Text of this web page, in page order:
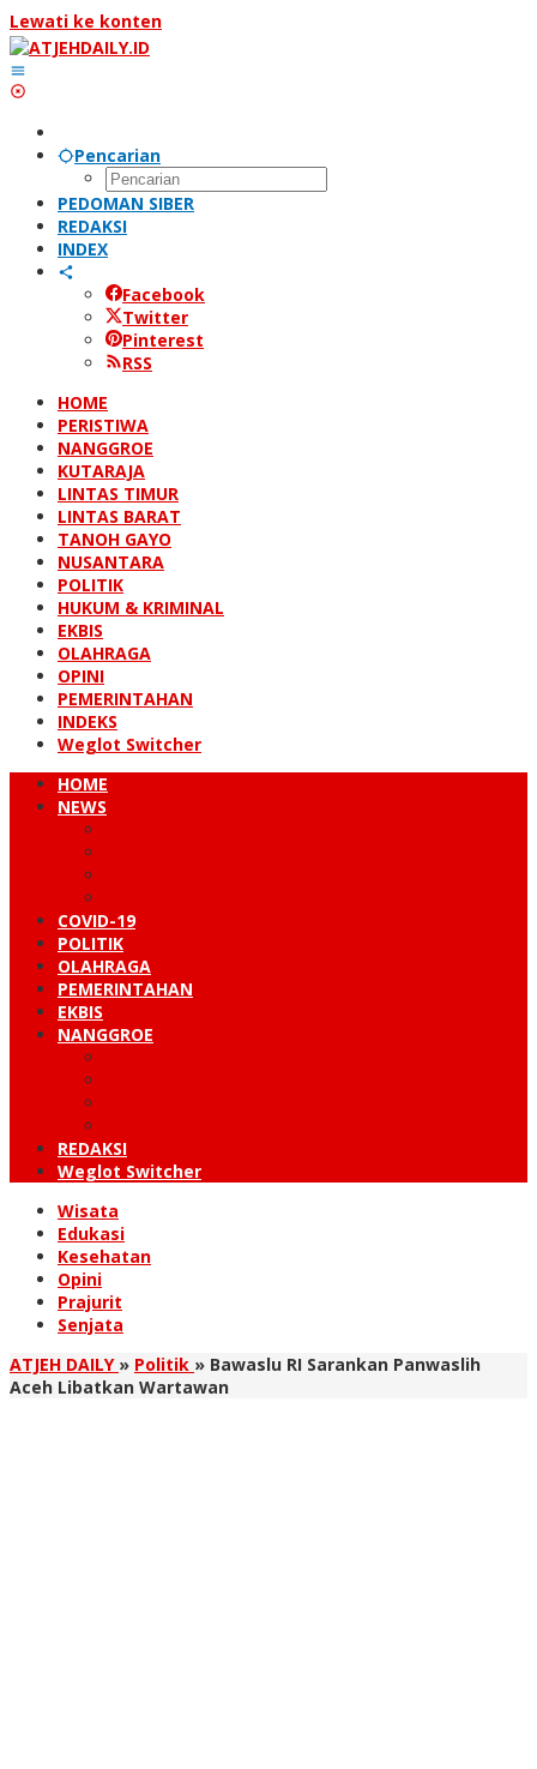
Lewati ke konten
Pencarian
PEDOMAN SIBER
REDAKSI
INDEX
Facebook
Twitter
Pinterest
RSS
HOME
PERISTIWA
NANGGROE
KUTARAJA
LINTAS TIMUR
LINTAS BARAT
TANOH GAYO
NUSANTARA
POLITIK
HUKUM & KRIMINAL
EKBIS
OLAHRAGA
OPINI
PEMERINTAHAN
INDEKS
Weglot Switcher
HOME
NEWS
COVID-19
POLITIK
OLAHRAGA
PEMERINTAHAN
EKBIS
NANGGROE
REDAKSI
Weglot Switcher
Wisata
Edukasi
Kesehatan
Opini
Prajurit
Senjata
ATJEH DAILY » Politik » Bawaslu RI Sarankan Panwaslih
Aceh Libatkan Wartawan